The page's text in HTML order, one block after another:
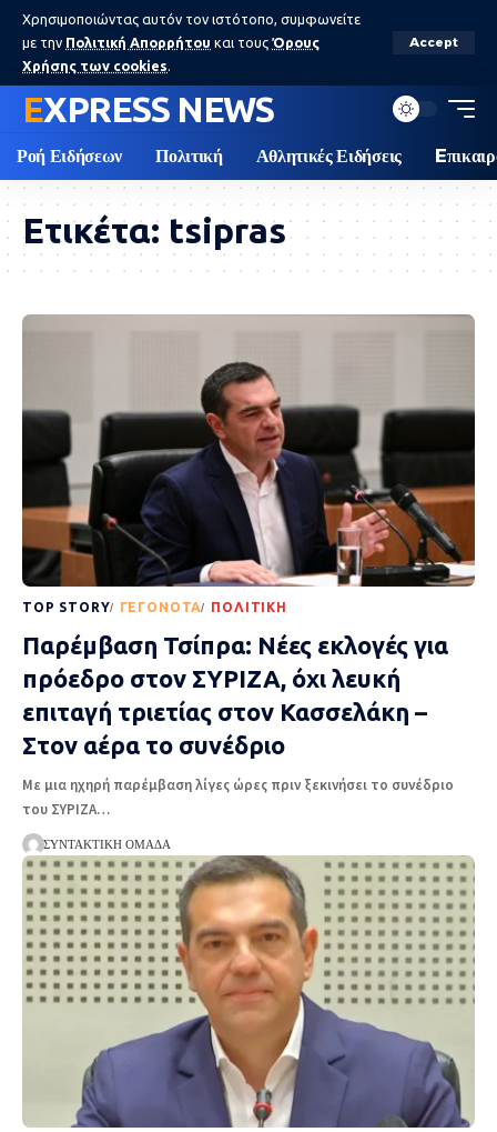
Χρησιμοποιώντας αυτόν τον ιστότοπο, συμφωνείτε
με την Πολιτική Απορρήτου και τους Όρους
Χρήσης των cookies.
Accept
EXPRESS NEWS
Ροή Ειδήσεων Πολιτική Αθλητικές Ειδήσεις
Ετικέτα: tsipras
TOP STORY ΓΕΓΟΝΌΤΑ ΠΟΛΙΤΙΚΉ
Παρέμβαση Τσίπρα: Νέες εκλογές για
πρόεδρο στον ΣΥΡΙΖΑ, όχι λευκή
επιταγή τριετίας στον Κασσελάκη –
Στον αέρα το συνέδριο
Με μια ηχηρή παρέμβαση λίγες ώρες πριν ξεκινήσει το συνέδριο
του ΣΥΡΙΖΑ…
ΣΥΝΤΑΚΤΙΚΉ ΟΜΆΔΑ